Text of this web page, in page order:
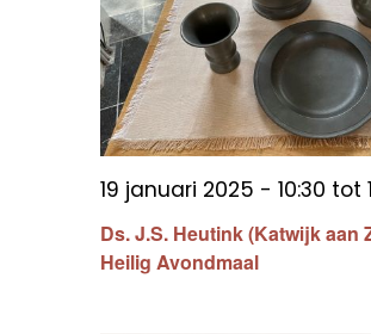
Ds. J.S. Heutink (Katwijk aan
Heilig Avondmaal
19 januari 2025 - 10:30 tot